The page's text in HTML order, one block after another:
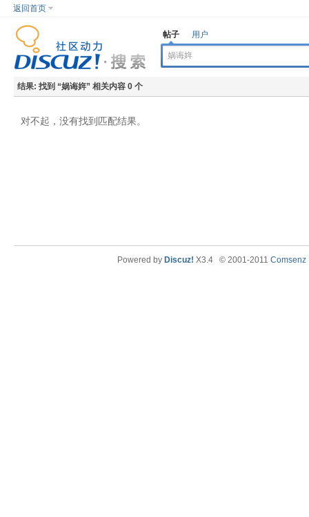
返回首页
帖子 用户
结果: 找到 “娲诲姩” 相关内容 0 个
对不起，没有找到匹配结果。
Powered by Discuz! X3.4 © 2001-2011 Comsenz